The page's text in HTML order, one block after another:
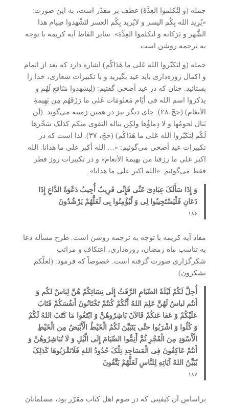
جمله (و لِتُکلموا العِدَّۀ) عطف بر مقدّر است، به این صورت:
«یُرِید الله بِکُم الیسر و لایُرید بِکُم العسر لتَشْهدوا صِیام هذا
الشَّهر و بَرَکاته و لتکلموا العِدَّۀ». سایر الفاظ آیه کریمه با توجه
به ترجمه روشن است.
جمله (و لتکبّروا الله عَلی ما هَدَاکُم) اشاره دارد که بعد از اتمام
و اکمال روزه‌داری باید عید بگیرید و با تکبیرات شعاری، خدا را
بستائید. چنان که در عید أضحی گفتیم: (لِیشهدوا مَنَافع لَهُم و
یذکروا اسم الله فی أیّام مَعلومَات عَلی ما رَزَقَهُم مِن بَهِیمۀِ
الأنعَام) (حجّ،۲۸). جای دیگر نیز در همین زمینه می‌گوید: (لَن
یَنال لحومُها و لا دِماؤُها ولکِن یناله التقوی منکم کذلک سَخّرها
لَکُم لِتکبّروا الله عَلی ما هَدَاکُم) (حجّ، ۳۷). لذا است که در
تکبیرات عید أضحی می‌گوئیم: «… الله أکبر علی ما هدانا. الله
اکبر علی ما رزقنا من بهیمۀ الأنعام» و در تکبیرات روز فطر
فقط می‌گوئیم: «الله اکبر علی ما هدانا».
وَ إِذَا سَأَلَکَ عِبَادِیَ عَنِّی فَإِنِّی قَرِیبٌ أُجِیبُ دَعْوَۀَ الدَّاعِ إِذَا
دَعَانِ فَلْیَسْتَجِیبُوا لِی وَ لْیُؤْمِنُوا بِی لَعَلَّهُمْ یَرْشُدُونَ
۱۸۶
مفاد آیه کریمه با توجه به ترجمه روشن است. طرح مسأله دعا
به تناسب ماه رمضان، روزه‌داری، اعتکاف و مراتب
شکرگزاری صورت گرفته است. خصوصاً که فرمود: (لعلّکم
تشکرون).
أُحِلَّ لَکُمْ لَیْلَۀَ الصِّیَامِ الرَّفَثُ إِلَی نِسَائِکُمْ هُنَّ لِبَاسٌ لکُم وَ
أَنتُم لباسٌ لَهُنَّ عَلِمَ اللهُ أَنَّکُمْ کُنتُمْ تَخْتَانُونَ أَنفُسَکُمْ فَتَابَ
عَلَیْکُمْ وَ عَفا عَنکُمْ فَالآنَ بَاشِرُوهُنَّ وَ ابْتَغُوا مَا کَتَبَ اللهُ لَکُمْ
وَ کُلُوا وَ اشْرَبُوا حتَّی یَتَبَیَّنَ لَکُمُ الْخَیْطُ الْأَبْیَضُ مِن الْخَیْطِ
الْأَسْوَدِ مِنَ الْفَجْرِ ثُمَّ أَتِمُّوا الصِّیَامَ إِلَی الَّیْلِ وَ لَا تُبَاشِرُوهُنَّ وَ
أَنتُمْ عَاکِفُونَ فِی الْمَسَاجِدِ تِلْکَ حُدُودُ اللهِ فَلَاتَقْرَبُوهَا کَذلِکَ
یُبَیِّنُ اللهُ آیَاتِهِ لِلنَّاسِ لَعَلَّهُمْ یَتَّقُونَ
۱۸۷
براساس آن کیفیتی که در صوم اهل کتاب مقرّر بود، مسلمانان